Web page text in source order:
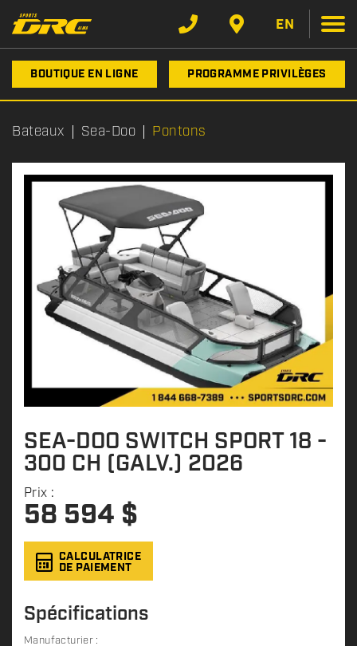
EN
BOUTIQUE EN LIGNE PROGRAMME PRIVILÈGES
Bateaux Sea-Doo Pontons
SEA-DOO SWITCH SPORT 18 -
300 CH (GALV.) 2026
Prix :
58 594 $
CALCULATRICE
DE PAIEMENT
Spécifications
Manufacturier :